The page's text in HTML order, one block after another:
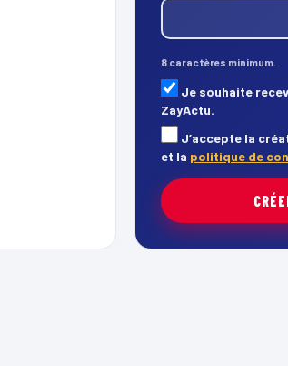
8 caractères minimum.
Je souhaite
ZayActu.
J’accepte la
et la politique de